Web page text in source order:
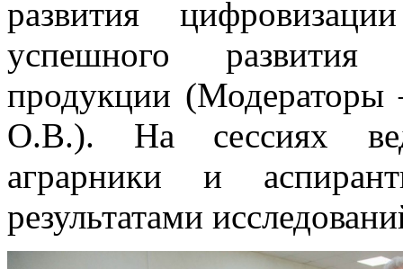
развития
успешного развития
продукции
О.В.). На сессиях
аграрники и
результатами